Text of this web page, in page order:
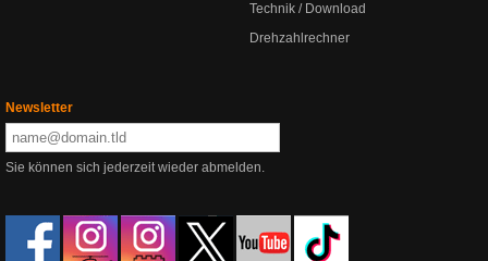
Technik / Download
Drehzahlrechner
Newsletter
Sie können sich jederzeit wieder abmelden.